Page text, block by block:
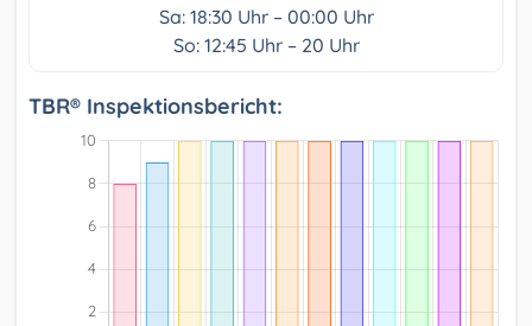
Sa: 18:30 Uhr – 00:00 Uhr
So: 12:45 Uhr – 20 Uhr
TBR® Inspektionsbericht: